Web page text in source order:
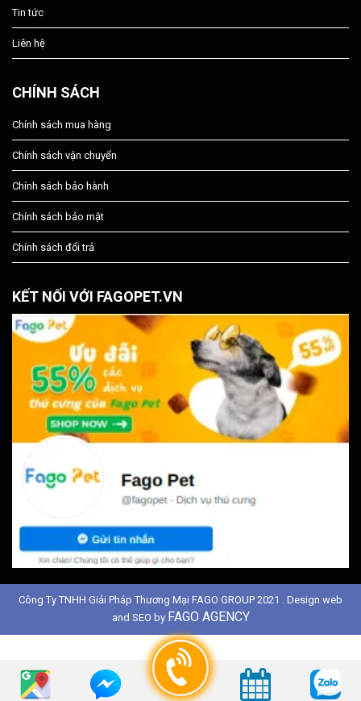
Tin tức
Liên hệ
CHÍNH SÁCH
Chính sách mua hàng
Chính sách vận chuyển
Chính sách bảo hành
Chính sách bảo mật
Chính sách đổi trả
KẾT NỐI VỚI FAGOPET.VN
Công Ty TNHH Giải Pháp Thương Mại FAGO GROUP 2021 . Design web
and SEO by FAGO AGENCY